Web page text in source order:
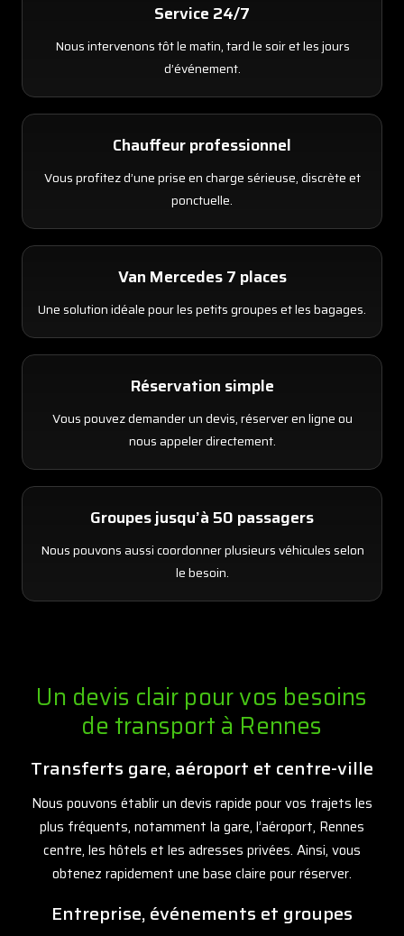
Service 24/7
Nous intervenons tôt le matin, tard le soir et les jours
d’événement.
Chauffeur professionnel
Vous profitez d’une prise en charge sérieuse, discrète et
ponctuelle.
Van Mercedes 7 places
Une solution idéale pour les petits groupes et les bagages.
Réservation simple
Vous pouvez demander un devis, réserver en ligne ou
nous appeler directement.
Groupes jusqu’à 50 passagers
Nous pouvons aussi coordonner plusieurs véhicules selon
le besoin.
Un devis clair pour vos besoins
de transport à Rennes
Transferts gare, aéroport et centre-ville
Nous pouvons établir un devis rapide pour vos trajets les
plus fréquents, notamment la gare, l’aéroport, Rennes
centre, les hôtels et les adresses privées. Ainsi, vous
obtenez rapidement une base claire pour réserver.
Entreprise, événements et groupes